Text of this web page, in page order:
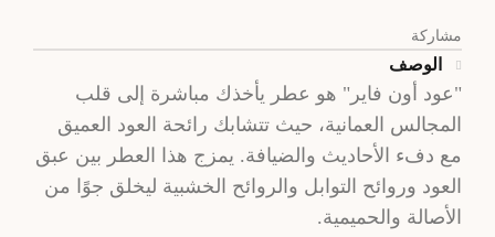
مشاركة
الوصف
"عود أون فاير" هو عطر يأخذك مباشرة إلى قلب
المجالس العمانية، حيث تتشابك رائحة العود العميق
مع دفء الأحاديث والضيافة. يمزج هذا العطر بين عبق
العود وروائح التوابل والروائح الخشبية ليخلق جوًا من
الأصالة والحميمية.